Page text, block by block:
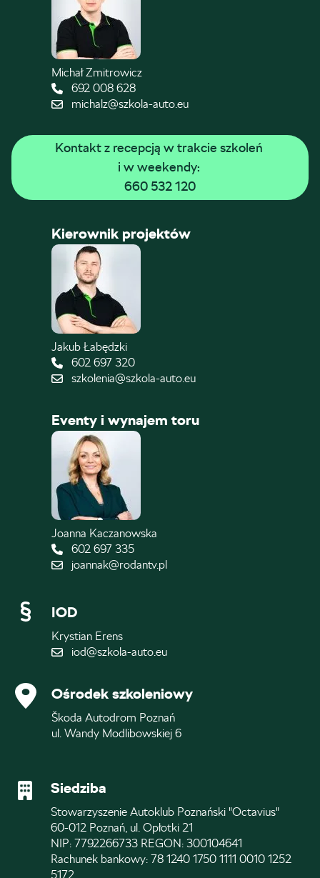
Michał Zmitrowicz
692 008 628
michalz@szkola-auto.eu
Kontakt z recepcją w trakcie szkoleń
i w weekendy:
660 532 120
Kierownik projektów
Jakub Łabędzki
602 697 320
szkolenia@szkola-auto.eu
Eventy i wynajem toru
Joanna Kaczanowska
602 697 335
joannak@rodantv.pl
IOD
Krystian Erens
iod@szkola-auto.eu
Ośrodek szkoleniowy
Škoda Autodrom Poznań
ul. Wandy Modlibowskiej 6
Siedziba
Stowarzyszenie Autoklub Poznański "Octavius"
60-012 Poznań, ul. Opłotki 21
NIP: 7792266733 REGON: 300104641
Rachunek bankowy: 78 1240 1750 1111 0010 1252
5172